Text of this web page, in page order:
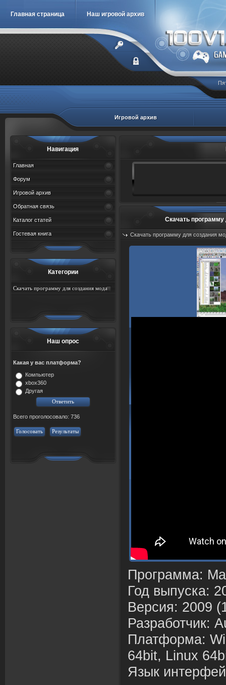
Главная страница Наш игровой архив
Игровой архив
Навигация
Главная
Форум
Игровой архив
Обратная связь
Каталог статей
Гостевая книга
Категории
Скачать программу для создания мода
Наш опрос
Какая у вас платформа?
Компьютер
xbox360
Другая
Всего проголосовало: 736
Голосовать Результаты
Скачать
Скачать программу для создания
Добавил:sah767 Дата: 07.08.2026
Программа:
Год выпуска:
Версия: 2009
Разработчик:
Платформа:
64bit, Linux
Язык